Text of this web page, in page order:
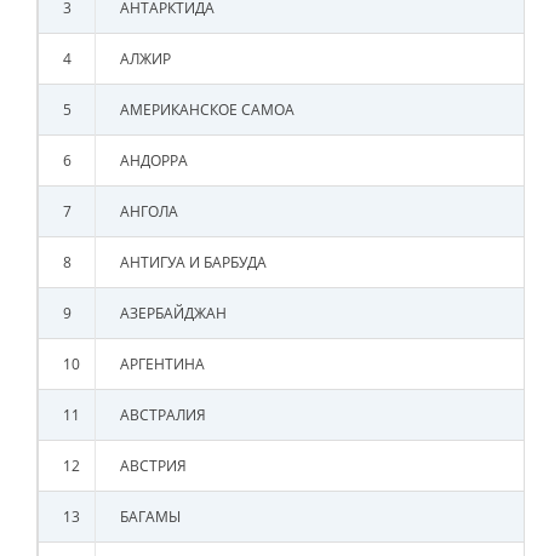
3 АНТАРКТИДА
4 АЛЖИР
5 АМЕРИКАНСКОЕ САМОА
6 АНДОРРА
7 АНГОЛА
8 АНТИГУА И БАРБУДА
9 АЗЕРБАЙДЖАН
10 АРГЕНТИНА
11 АВСТРАЛИЯ
12 АВСТРИЯ
13 БАГАМЫ